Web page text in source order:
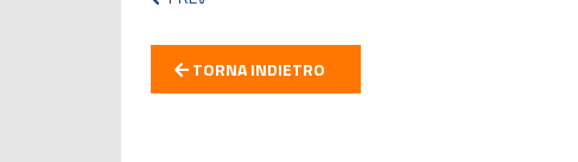
TORNA INDIETRO